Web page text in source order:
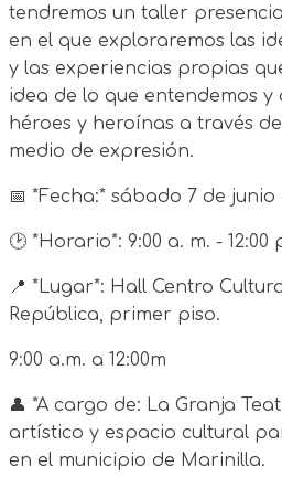
tendremos un taller
en el que exploraremos las
y las experiencias propias
idea de lo que entendemos y
héroes y heroínas a través
medio de expresión.
📅 *Fecha:* sábado 7 de junio
🕑 *Horario*: 9:00 a. m. - 12:00
📍 *Lugar*: Hall Centro
República, primer piso.
9:00 a.m. a 12:00m
👤 *A cargo de: La Granja
artístico y espacio cultural
en el municipio de Marinilla.